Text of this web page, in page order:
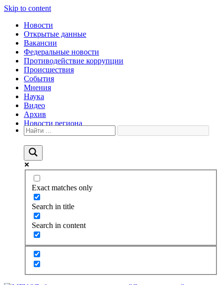
Skip to content
Новости
Открытые данные
Вакансии
Федеральные новости
Противодействие коррупции
Происшествия
События
Мнения
Наука
Видео
Архив
Новости региона
Exact matches only
Search in title
Search in content